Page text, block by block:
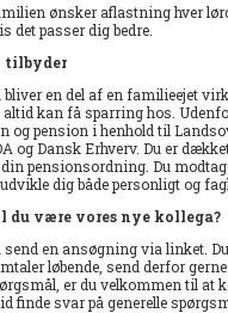
ønsker aflastning hver
det passer dig bedre.
tilbyder
bliver en del af en familieejet
altid kan få sparring hos.
og pension i henhold til
og Dansk Erhverv. Du er
pensionsordning. Du
dig både personligt og
du være vores nye kollega?
send en ansøgning via linket.
løbende, send derfor
er du velkommen til at
finde svar på generelle